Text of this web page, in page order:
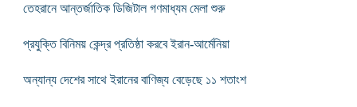
তেহরানে আন্তর্জাতিক ডিজিটাল গণমাধ্যম মেলা শুরু
প্রযুক্তি বিনিময় কেন্দ্র প্রতিষ্ঠা করবে ইরান-আর্মেনিয়া
অন্যান্য দেশের সাথে ইরানের বাণিজ্য বেড়েছে ১১ শতাংশ